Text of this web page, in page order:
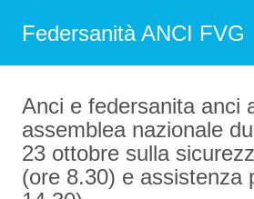
Federsanità ANCI FVG
Anci e federsanita anci
assemblea nazionale
23 ottobre sulla
(ore 8.30) e assistenza